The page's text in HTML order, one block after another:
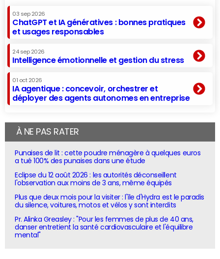
03 sep 2026
ChatGPT et IA génératives : bonnes pratiques
et usages responsables
24 sep 2026
Intelligence émotionnelle et gestion du stress
01 oct 2026
IA agentique : concevoir, orchestrer et
déployer des agents autonomes en entreprise
À NE PAS RATER
Punaises de lit : cette poudre ménagère à quelques euros
a tué 100% des punaises dans une étude
Eclipse du 12 août 2026 : les autorités déconseillent
l'observation aux moins de 3 ans, même équipés
Plus que deux mois pour la visiter : l'île d'Hydra est le paradis
du silence, voitures, motos et vélos y sont interdits
Pr. Alinka Greasley : "Pour les femmes de plus de 40 ans,
danser entretient la santé cardiovasculaire et l'équilibre
mental"